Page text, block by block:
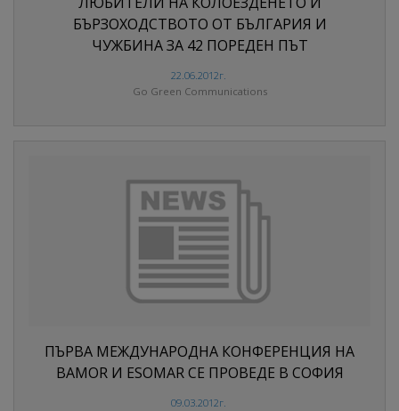
БЪРЗОХОДСТВОТО ОТ БЪЛГАРИЯ И
ЧУЖБИНА ЗА 42 ПОРЕДЕН ПЪТ
22.06.2012г.
Go Green Communications
ПЪРВА МЕЖДУНАРОДНА КОНФЕРЕНЦИЯ НА
BAMOR И ESOMAR СЕ ПРОВЕДЕ В СОФИЯ
09.03.2012г.